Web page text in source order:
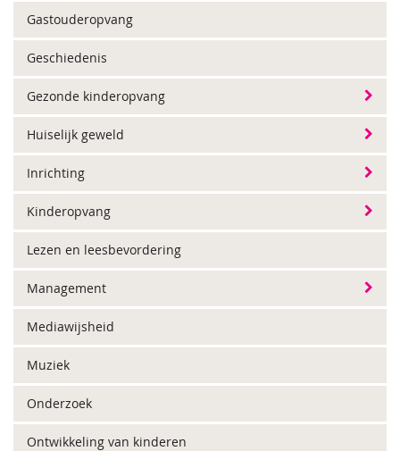
Gastouderopvang
Geschiedenis
Gezonde kinderopvang
Huiselijk geweld
Inrichting
Kinderopvang
Lezen en leesbevordering
Management
Mediawijsheid
Muziek
Onderzoek
Ontwikkeling van kinderen